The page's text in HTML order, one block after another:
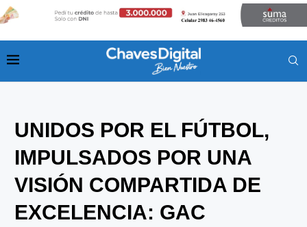
UNIDOS POR EL FÚTBOL,
IMPULSADOS POR UNA
VISIÓN COMPARTIDA DE
EXCELENCIA: GAC